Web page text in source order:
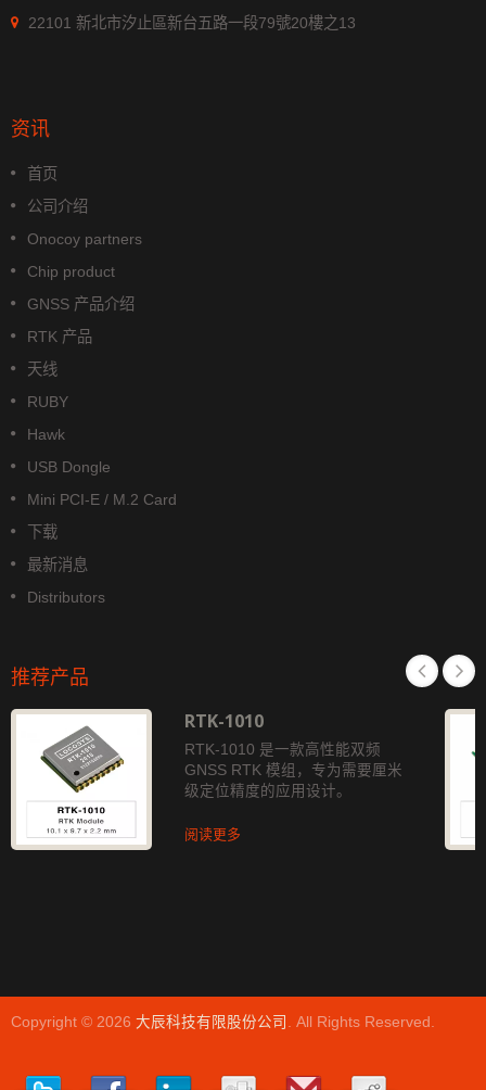
22101 新北市汐止區新台五路一段79號20樓之13
资讯
首页
公司介绍
Onocoy partners
Chip product
GNSS 产品介绍
RTK 产品
天线
RUBY
Hawk
USB Dongle
Mini PCI-E / M.2 Card
下载
最新消息
Distributors
推荐产品
RTK-1010
RTK-1010 是一款高性能双频
GNSS RTK 模组，专为需要厘米
级定位精度的应用设计。
阅读更多
Copyright © 2026 大辰科技有限股份公司 . All Rights Reserved.